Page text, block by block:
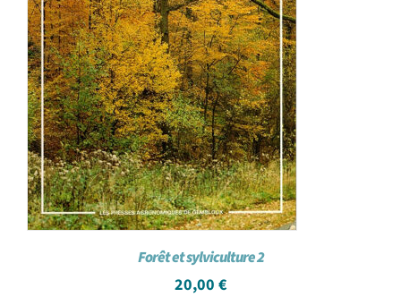
Forêt et sylviculture 2
20,00 €